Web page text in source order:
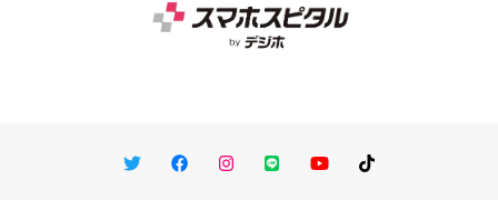
TwitterFacebookInstagram
LINE You TubeTikTok